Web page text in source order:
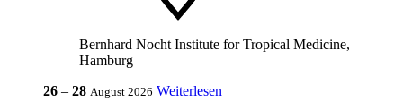
Bernhard Nocht Institute for Tropical Medicine,
Hamburg
26 ‒ 28 August 2026 Weiterlesen